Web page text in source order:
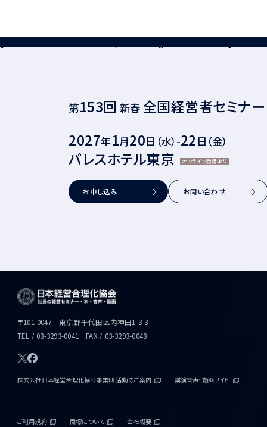
[an error occurred while processing this directive]
第153回 新春 全国経営者セミナー
2027年1月20日（水）-22日（金）
パレスホテル東京 オンライン受講あり
お申し込み お問い合わせ
〒101-0047 東京都千代田区内神田1-3-3
TEL / 03-3293-0041 FAX / 03-3293-0048
株式会社日本経営合理化協会事業団 活動のご案内 講演音声・動画サイト
ご利用規約 商標について 会社概要